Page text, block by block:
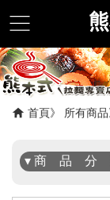
首頁 所有商品
▾ 商 品 分